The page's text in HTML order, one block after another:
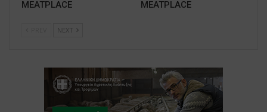
MEATPLACE
MEATPLACE
NEXT